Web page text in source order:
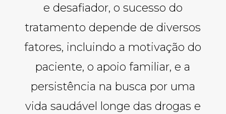
e desafiador, o sucesso do
tratamento depende de diversos
fatores, incluindo a motivação do
paciente, o apoio familiar, e a
persistência na busca por uma
vida saudável longe das drogas e